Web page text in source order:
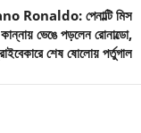
Ronaldo: পেনাল্টি মিস
ভেঙে পড়লেন রোনাল্ডো,
শেষ ষোলোয় পর্তুগাল